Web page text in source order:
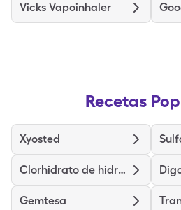
Vicks Vapoinhaler
Recetas
Xyosted
Clorhidrato de hidralazina
Gemtesa